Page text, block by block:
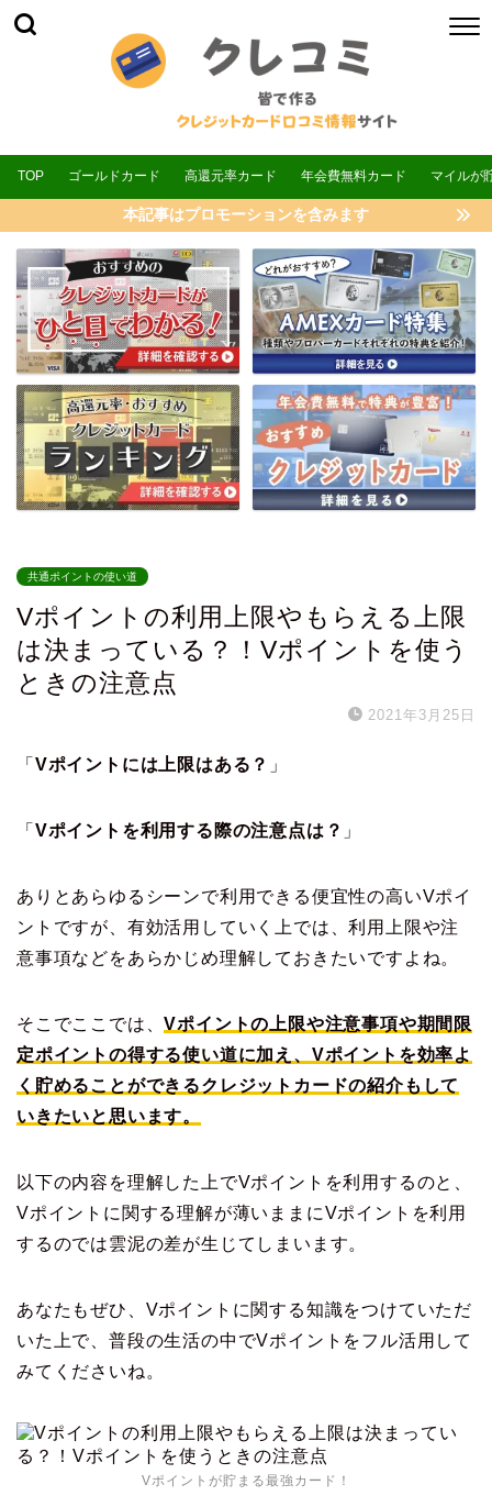
TOP ゴールドカード 高還元率カード 年会費無料カード マイルが
本記事はプロモーションを含みます
共通ポイントの使い道
Vポイントの利用上限やもらえる上限
は決まっている？！Vポイントを使う
ときの注意点
2021年3月25日
「 Vポイントには上限はある？ 」
「 Vポイントを利用する際の注意点は？ 」
ありとあらゆるシーンで利用できる便宜性の高いVポイ
ントですが、有効活用していく上では、利用上限や注
意事項などをあらかじめ理解しておきたいですよね。
そこでここでは、Vポイントの上限や注意事項や期間限
定ポイントの得する使い道に加え、Vポイントを効率よ
く貯めることができるクレジットカードの紹介もして
いきたいと思います。
以下の内容を理解した上でVポイントを利用するのと、
Vポイントに関する理解が薄いままにVポイントを利用
するのでは雲泥の差が生じてしまいます。
あなたもぜひ、Vポイントに関する知識をつけていただ
いた上で、普段の生活の中でVポイントをフル活用して
みてくださいね。
Vポイントが貯まる最強カード！